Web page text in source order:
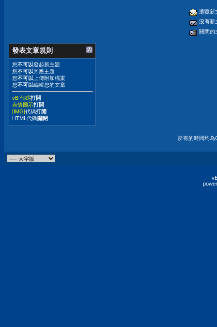
瀏覽新
沒有新
關閉的
發表文章規則
您不可以發起新主題
您不可以回應主題
您不可以 上傳附加檔案
您不可以編輯您的文章
vB 代碼打開
表情圖示打開
[IMG]代碼打開
HTML代碼關閉
所有的時間均為